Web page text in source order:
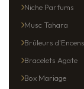
Niche Parfums
Musc Tahara
Brûleurs d'Encens
Bracelets Agate
Box Mariage